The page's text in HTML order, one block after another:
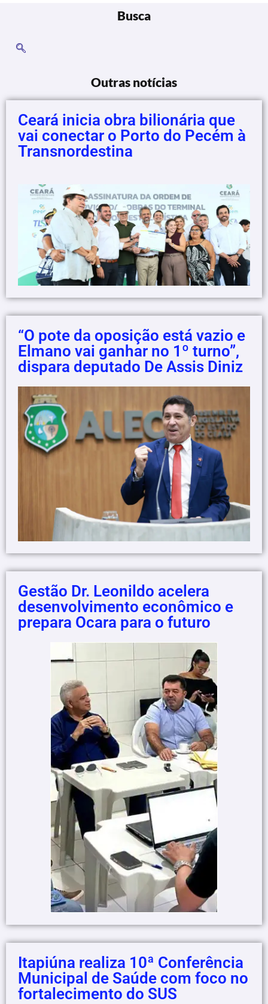
Busca
Outras notícias
Ceará inicia obra bilionária que
vai conectar o Porto do Pecém à
Transnordestina
“O pote da oposição está vazio e
Elmano vai ganhar no 1º turno”,
dispara deputado De Assis Diniz
Gestão Dr. Leonildo acelera
desenvolvimento econômico e
prepara Ocara para o futuro
Itapiúna realiza 10ª Conferência
Municipal de Saúde com foco no
fortalecimento do SUS